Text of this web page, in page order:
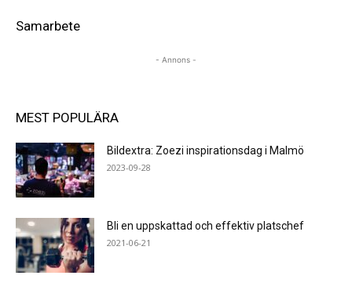
Samarbete
- Annons -
MEST POPULÄRA
Bildextra: Zoezi inspirationsdag i Malmö
2023-09-28
Bli en uppskattad och effektiv platschef
2021-06-21